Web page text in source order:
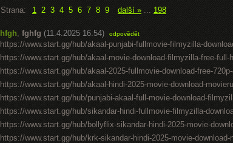
Strana: 1 2 3 4 5 6 7 8 9 další » ... 198
hfgh, fghfg (11.4.2025 16:54) odpovědět
https://www.start.gg/hub/akaal-punjabi-fullmovie-filmyzilla-
https://www.start.gg/hub/akaal-movie-download-filmyzilla-free-full-
https://www.start.gg/hub/akaal-2025-fullmovie-download-free-
https://www.start.gg/hub/akaal-hindi-2025-movie-download-
https://www.start.gg/hub/punjabi-akaal-full-movie-download-
https://www.start.gg/hub/sikandar-hindi-fullmovie-filmyzilla-
https://www.start.gg/hub/bollyflix-sikandar-hindi-2025-movie-
https://www.start.gg/hub/krk-sikandar-hindi-2025-movie-